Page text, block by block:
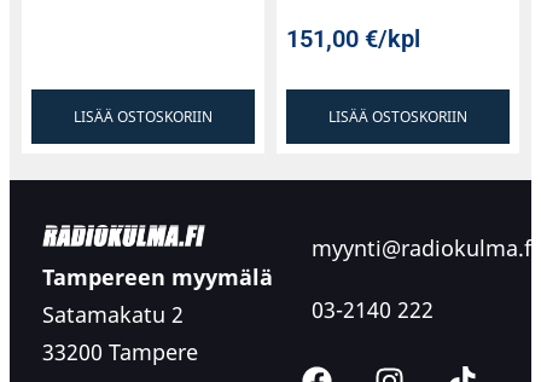
LISÄÄ OSTOSKORIIN
151,00€/kpl
LISÄÄ OSTOSKORIIN
Tampereen myymälä
Satamakatu 2
33200 Tampere
myynti@radiokulma.fi
03-2140 222